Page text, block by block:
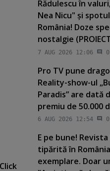
Click
Rădulescu în
Nea Nicu" şi
România! Doze
nostalgie
7 AUG 2026 12:06 0
Pro TV pune
Reality-show-ul
Paradis” are dată
premiu de 50.000
6 AUG 2026 12:54 0
E pe bune!
tipărită în
exemplare. Doar